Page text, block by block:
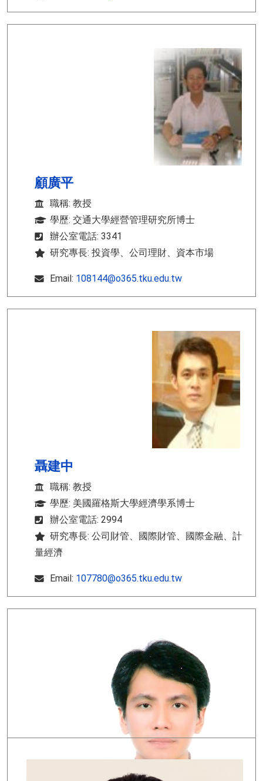
顧廣平
職稱: 教授
學歷: 交通大學經營管理研究所博士
辦公室電話: 3341
研究專長: 投資學、公司理財、資本市場
Email: 108144@o365.tku.edu.tw
聶建中
職稱: 教授
學歷: 美國羅格斯大學經濟學系博士
辦公室電話: 2994
研究專長: 公司財管、國際財管、國際金融、計
量經濟
Email: 107780@o365.tku.edu.tw